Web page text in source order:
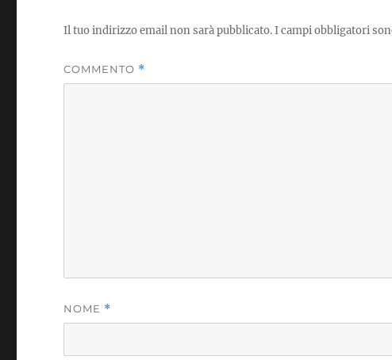
Il tuo indirizzo email non sarà pubblicato.I campi obbligatori
COMMENTO *
NOME *